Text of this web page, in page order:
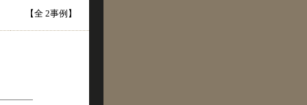
【全 2事例】